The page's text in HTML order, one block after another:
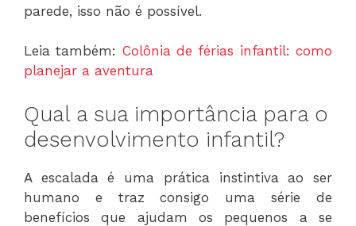
parede, isso não é possível.
Leia também: Colônia de férias infantil: como
planejar a aventura
Qual a sua importância para o
desenvolvimento infantil?
A escalada é uma prática instintiva ao ser
humano e traz consigo uma série de
benefícios que ajudam os pequenos a se